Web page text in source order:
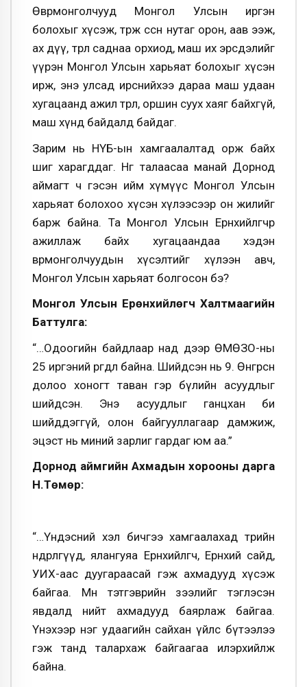
Өвөрмонголчууд Монгол Улсын иргэн
болохыг хүсэж, төрж өссөн нутаг орон, аав ээж,
ах дүү, төрөл саднаа орхиод, маш их эрсдэлийг
үүрэн Монгол Улсын харьяат болохыг хүсэн
ирж, энэ улсад ирснийхээ дараа маш удаан
хугацаанд ажил төрөл, оршин суух хаяг байхгүй,
маш хүнд байдалд байдаг.
Зарим нь НҮБ-ын хамгаалалтад орж байх
шиг харагддаг. Нөгөө талаасаа манай Дорнод
аймагт ч гэсэн ийм хүмүүс Монгол Улсын
харьяат болохоо хүсэн хүлээсээр он жилийг
барж байна. Та Монгол Улсын Ерөнхийлөгчөөр
ажиллаж байх хугацаандаа хэдэн
өвөрмонголчуудын хүсэлтийг хүлээн авч,
Монгол Улсын харьяат болгосон бэ?
Монгол Улсын Ерөнхийлөгч Халтмаагийн
Баттулга:
“…Одоогийн байдлаар над дээр ӨМӨЗО-ны
25 иргэний өргөдөл байна. Шийдсэн нь 9. Өнгөрсөн
долоо хоногт таван гэр бүлийн асуудлыг
шийдсэн. Энэ асуудлыг ганцхан би
шийддэггүй, олон байгууллагаар дамжиж,
эцэст нь миний зарлиг гардаг юм аа.”
Дорнод аймгийн Ахмадын хорооны дарга
Н.Төмөр:
“…Үндэсний хэл бичгээ хамгаалахад төрийн
өндөрлөгүүд, ялангуяа Ерөнхийлөгч, Ерөнхий сайд,
УИХ-аас дуугараасай гэж ахмадууд хүсэж
байгаа. Мөн тэтгэврийн зээлийг тэглэсэн
явдалд нийт ахмадууд баярлаж байгаа.
Үнэхээр нэг удаагийн сайхан үйлс бүтээлээ
гэж танд талархаж байгаагаа илэрхийлж
байна.